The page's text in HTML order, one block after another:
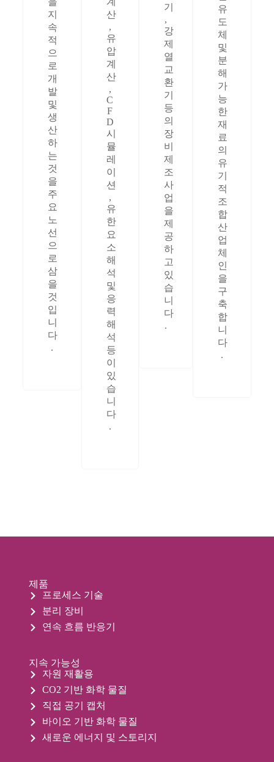
지
속
적
으
로
개
발
및
생
산
하
는
것
을
주
요
노
선
으
로
삼
을
것
입
니
다
.
산
,
유
압
계
산
,
C
F
D
시
뮬
레
이
션
,
유
한
요
소
해
석
및
응
력
해
석
등
이
있
습
니
다
.
기
,
강
제
열
교
환
기
등
의
장
비
제
조
사
업
을
제
공
하
고
있
습
니
다
.
유
도
체
및
분
해
가
능
한
재
료
의
유
기
적
조
합
산
업
체
인
을
구
축
합
니
다
.
제품
프로세스 기술
분리 장비
연속 흐름 반응기
지속 가능성
자원 재활용
CO2 기반 화학 물질
직접 공기 캡처
바이오 기반 화학 물질
새로운 에너지 및 스토리지